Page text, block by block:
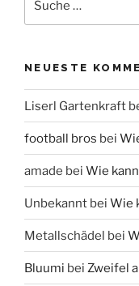
nach:
NEUESTE
Liserl Gartenkraft
football bros bei
amade bei Wie
Unbekannt bei Wie
Metallschädel bei
Bluumi bei Zweifel